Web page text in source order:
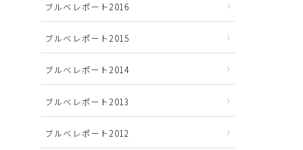
ブルベレポート2016
ブルべレポート2015
ブルべレポート2014
ブルべレポート2013
ブルべレポート2012